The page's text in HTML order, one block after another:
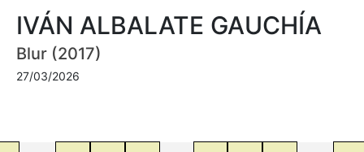
IVÁN ALBALATE GAUCHÍA
Blur (2017)
27/03/2026